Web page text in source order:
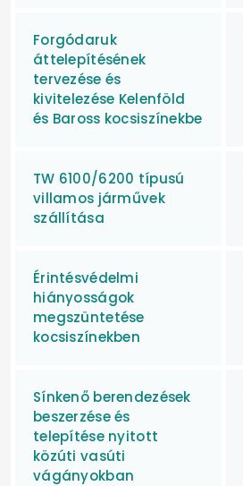
Forgódaruk
áttelepítésének
tervezése és
kivitelezése Kelenföld
és Baross kocsiszínekbe
TW 6100/6200 típusú
villamos járművek
szállítása
Érintésvédelmi
hiányosságok
megszüntetése
kocsiszínekben
Sínkenő berendezések
beszerzése és
telepítése nyitott
közúti vasúti
vágányokban